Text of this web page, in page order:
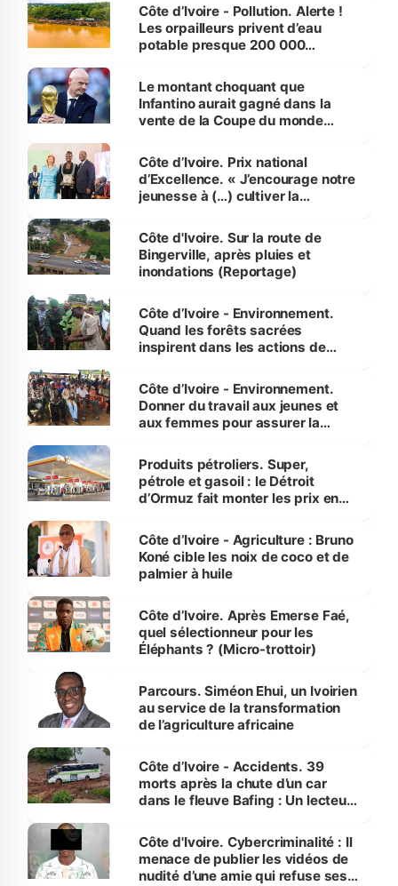
Côte d’Ivoire - Pollution. Alerte !
Les orpailleurs privent d’eau
potable presque 200 000
Le montant choquant que
Infantino aurait gagné dans la
vente de la Coupe du monde
Côte d’Ivoire. Prix national
d’Excellence. « J’encourage notre
jeunesse à (…) cultiver la
(Alassane Ouattara
Côte d'Ivoire. Sur la route de
Bingerville, après pluies et
inondations (Reportage)
Côte d’Ivoire - Environnement.
Quand les forêts sacrées
inspirent dans les actions de
Côte d’Ivoire - Environnement.
Donner du travail aux jeunes et
aux femmes pour assurer la
menacées
Produits pétroliers. Super,
pétrole et gasoil : le Détroit
d’Ormuz fait monter les prix en
Côte d’Ivoire - Agriculture : Bruno
Koné cible les noix de coco et de
palmier à huile
Côte d’Ivoire. Après Emerse Faé,
quel sélectionneur pour les
Éléphants ? (Micro-trottoir)
Parcours. Siméon Ehui, un Ivoirien
au service de la transformation
de l’agriculture africaine
Côte d’Ivoire - Accidents. 39
morts après la chute d’un car
dans le fleuve Bafing : Un lecteur
des Transports
Côte d'Ivoire. Cybercriminalité : Il
menace de publier les vidéos de
nudité d’une amie qui refuse ses